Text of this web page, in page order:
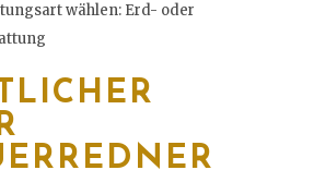
wählen: Erd- oder